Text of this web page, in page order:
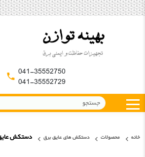
041-35552750
041-35552729
خانه محصولات دستکش های عایق برق دستکش عایق برق